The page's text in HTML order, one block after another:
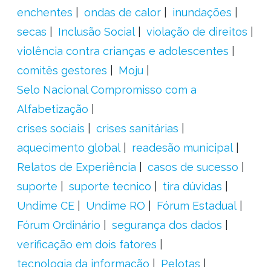
enchentes
ondas de calor
inundações
secas
Inclusão Social
violação de direitos
violência contra crianças e adolescentes
comitês gestores
Moju
Selo Nacional Compromisso com a
Alfabetização
crises sociais
crises sanitárias
aquecimento global
readesão municipal
Relatos de Experiência
casos de sucesso
suporte
suporte tecnico
tira dúvidas
Undime CE
Undime RO
Fórum Estadual
Fórum Ordinário
segurança dos dados
verificação em dois fatores
tecnologia da informação
Pelotas